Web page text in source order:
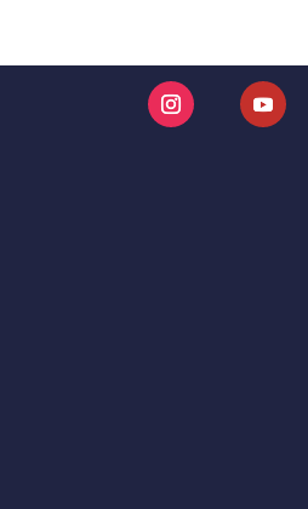
Instagram YouTube